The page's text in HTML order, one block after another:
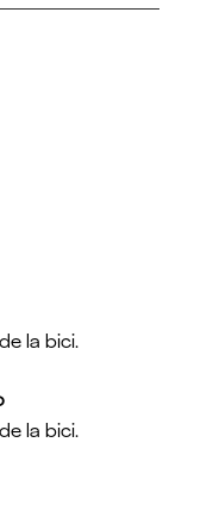
la bici.
la bici.